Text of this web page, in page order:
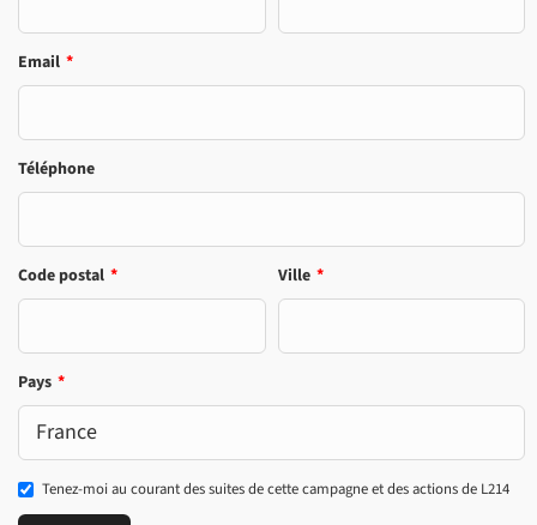
Email *
Téléphone
Code postal * Ville *
Pays *
Tenez-moi au courant des suites de cette campagne et des actions de L214